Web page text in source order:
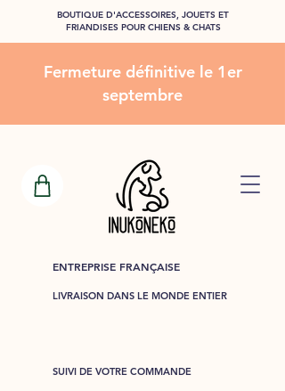
LIVRAISON DANS LE MONDE ENTIER
ENTREPRISE FRANÇAISE
SUIVI DE VOTRE COMMANDE
BOUTIQUE D'ACCESSOIRES, JOUETS ET
FRIANDISES POUR CHIENS & CHATS
Fermeture définitive le 1er
septembre